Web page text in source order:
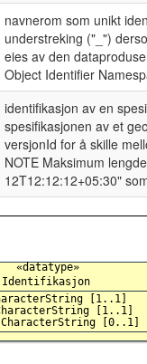
navnerom som unikt
understreking ("_")
eies av den
Object Identifier
identifikasjon av en
spesifikasjonen av et
versjonId for å skille
NOTE Maksimum
12T12:12:12+05:30"